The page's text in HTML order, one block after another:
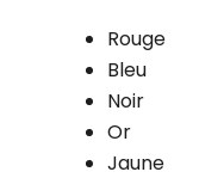
Rouge
Bleu
Noir
Or
Jaune